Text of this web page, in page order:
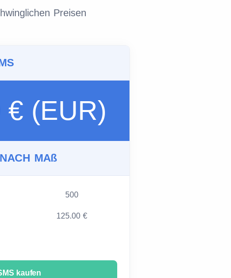
Preisen
€ (EUR)
MAß
500
125.00 €
kaufen